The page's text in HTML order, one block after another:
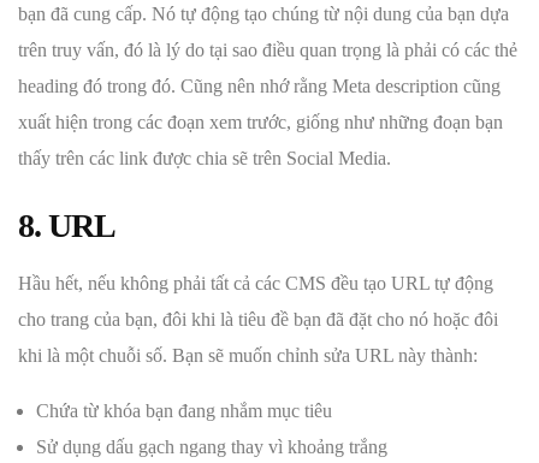
bạn đã cung cấp. Nó tự động tạo chúng từ nội dung của bạn dựa
trên truy vấn, đó là lý do tại sao điều quan trọng là phải có các thẻ
heading đó trong đó. Cũng nên nhớ rằng Meta description cũng
xuất hiện trong các đoạn xem trước, giống như những đoạn bạn
thấy trên các link được chia sẽ trên Social Media.
8. URL
Hầu hết, nếu không phải tất cả các CMS đều tạo URL tự động
cho trang của bạn, đôi khi là tiêu đề bạn đã đặt cho nó hoặc đôi
khi là một chuỗi số. Bạn sẽ muốn chỉnh sửa URL này thành:
Chứa từ khóa bạn đang nhắm mục tiêu
Sử dụng dấu gạch ngang thay vì khoảng trắng